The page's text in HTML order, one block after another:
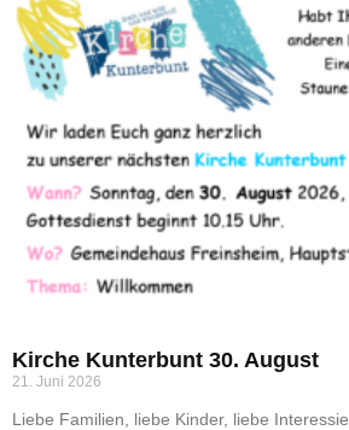
Kirche Kunterbunt 30. August
21. Juni 2026
Liebe Familien, liebe Kinder, liebe